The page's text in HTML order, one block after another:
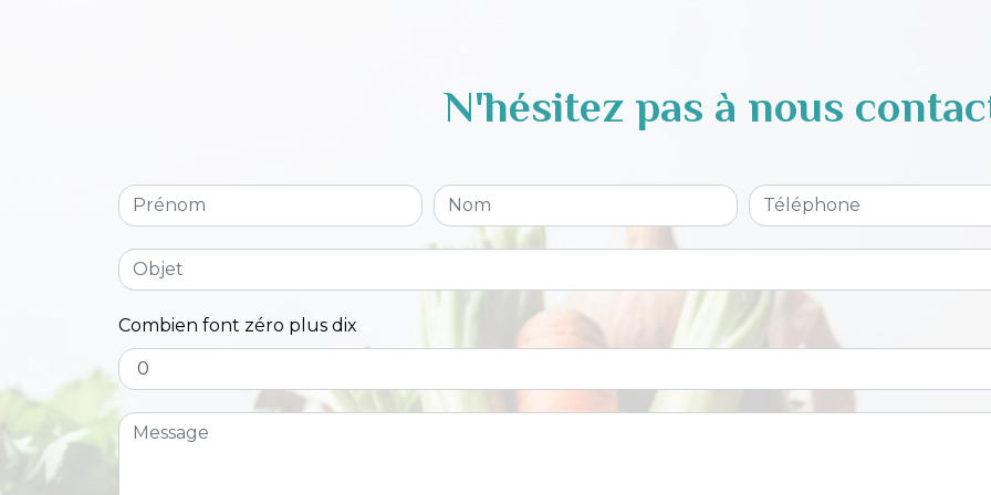
N'hésitez pas à nous
Combien font zéro plus dix